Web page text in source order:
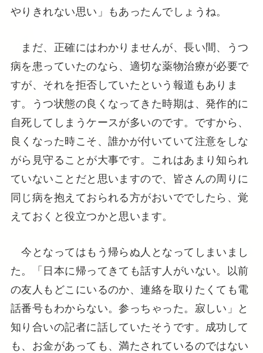
やりきれない思い」もあったんでしょうね。
まだ、正確にはわかりませんが、長い間、うつ
病を患っていたのなら、適切な薬物治療が必要で
すが、それを拒否していたという報道もありま
す。うつ状態の良くなってきた時期は、発作的に
自死してしまうケースが多いのです。ですから、
良くなった時こそ、誰かが付いていて注意をしな
がら見守ることが大事です。これはあまり知られ
ていないことだと思いますので、皆さんの周りに
同じ病を抱えておられる方がおいででしたら、覚
えておくと役立つかと思います。
今となってはもう帰らぬ人となってしまいまし
た。「日本に帰ってきても話す人がいない。以前
の友人もどこにいるのか、連絡を取りたくても電
話番号もわからない。参っちゃった。寂しい」と
知り合いの記者に話していたそうです。成功して
も、お金があっても、満たされているのではない